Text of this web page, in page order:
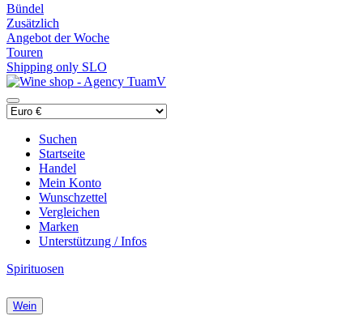
Bündel
Zusätzlich
Angebot der Woche
Touren
Shipping only SLO
Suchen
Startseite
Handel
Mein Konto
Wunschzettel
Vergleichen
Marken
Unterstützung / Infos
Spirituosen
Wein